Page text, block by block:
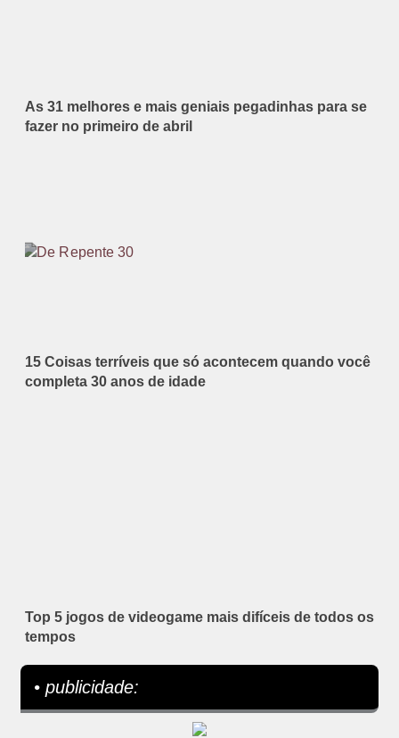
As 31 melhores e mais geniais pegadinhas para se
fazer no primeiro de abril
15 Coisas terríveis que só acontecem quando você
completa 30 anos de idade
Top 5 jogos de videogame mais difíceis de todos os
tempos
• publicidade: